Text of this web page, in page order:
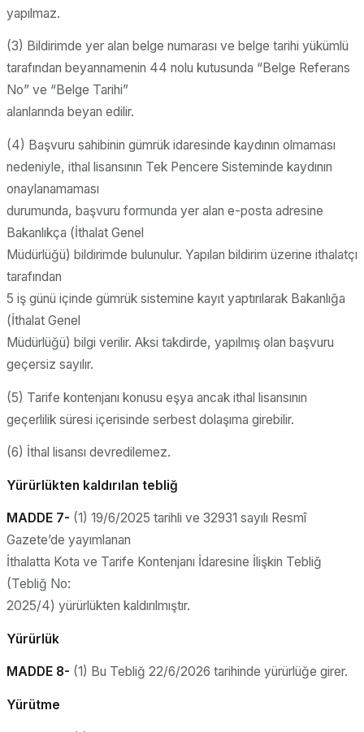
yapılmaz.
(3) Bildirimde yer alan belge numarası ve belge tarihi yükümlü
tarafından beyannamenin 44 nolu kutusunda “Belge Referans
No” ve “Belge Tarihi”
alanlarında beyan edilir.
(4) Başvuru sahibinin gümrük idaresinde kaydının olmaması
nedeniyle, ithal lisansının Tek Pencere Sisteminde kaydının
onaylanamaması
durumunda, başvuru formunda yer alan e-posta adresine
Bakanlıkça (İthalat Genel
Müdürlüğü) bildirimde bulunulur. Yapılan bildirim üzerine ithalatçı
tarafından
5 iş günü içinde gümrük sistemine kayıt yaptırılarak Bakanlığa
(İthalat Genel
Müdürlüğü) bilgi verilir. Aksi takdirde, yapılmış olan başvuru
geçersiz sayılır.
(5) Tarife kontenjanı konusu eşya ancak ithal lisansının
geçerlilik süresi içerisinde serbest dolaşıma girebilir.
(6) İthal lisansı devredilemez.
Yürürlükten kaldırılan tebliğ
MADDE 7- (1) 19/6/2025 tarihli ve 32931 sayılı Resmî
Gazete’de yayımlanan
İthalatta Kota ve Tarife Kontenjanı İdaresine İlişkin Tebliğ
(Tebliğ No:
2025/4) yürürlükten kaldırılmıştır.
Yürürlük
MADDE 8- (1) Bu Tebliğ 22/6/2026 tarihinde yürürlüğe girer.
Yürütme